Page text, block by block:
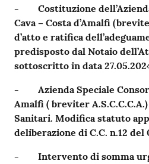
- Costituzione
Cava – Costa d’Amalfi
d’atto e ratifica
predisposto dal Notaio
sottoscritto in data
- Azienda Speciale
Amalfi ( breviter
Sanitari. Modifica statuto
deliberazione di C.C. n.12 del
- Intervento di somma